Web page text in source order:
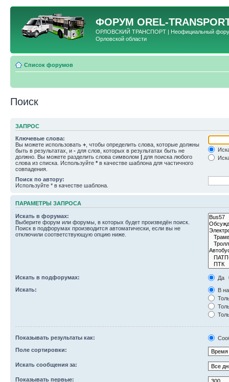
ФОРУМ OREL-
ОРЛОВСКИЙ ТРАНСПОРТ | Неофициальный форум
Орловской области
Список форумов
Поиск
ЗАПРОС
Ключевые слова:
Вы можете использовать + , чтобы определить слова, которые должны
быть в результатах, и - для слов, которых в результатах быть не
должно. Вы можете разделить слова символом | для поиска любого
слова из списка. Используйте * в качестве шаблона для частичного
совпадения.
Поиск по автору:
Используйте * в качестве шаблона.
ПАРАМЕТРЫ ЗАПРОСА
Искать в форумах:
Выберите форум или форумы, в которых будет произведён поиск.
Поиск в подфорумах производится автоматически, если вы не
отключили соответствующую опцию ниже.
Искать в подфорумах:
Да
Искать:
В
Показывать результаты как:
Поле сортировки:
Искать сообщения за:
Показывать первые: